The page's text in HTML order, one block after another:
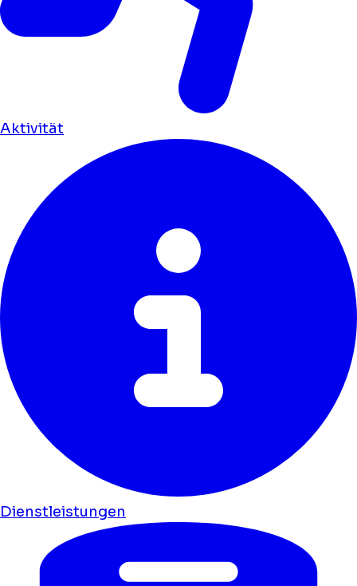
Aktivität
Dienstleistungen